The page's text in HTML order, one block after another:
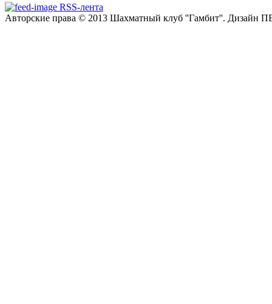
RSS-лента
Авторские права © 2013 Шахматный клуб ''Гамбит''. Дизайн